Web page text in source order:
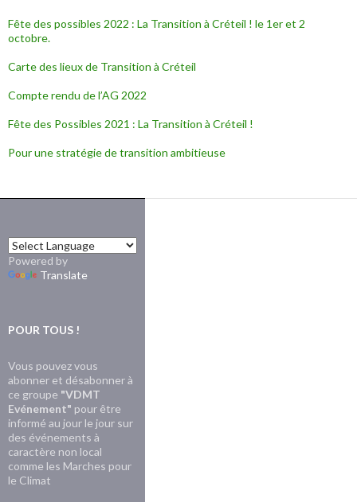
Fête des possibles 2022 : La Transition à Créteil ! le 1er et 2
octobre.
Carte des lieux de Transition à Créteil
Compte rendu de l’AG 2022
Fête des Possibles 2021 : La Transition à Créteil !
Pour une stratégie de transition ambitieuse
Powered by
Translate
POUR TOUS !
Vous pouvez vous
abonner et désabonner à
ce groupe "VDMT
Evénement" pour être
informé au jour le jour sur
des événements à
caractère non local
comme les Marches pour
le Climat